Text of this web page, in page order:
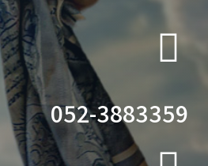
052-3883359